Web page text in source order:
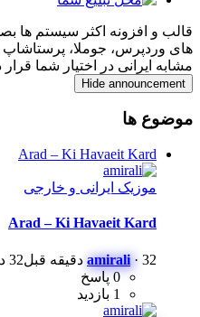
قالب و افزونه اکثر سیستم ها
های وردپرس، جوملا،
مشابه ایرانی در اختیار شما
Hide announcement
موضوع ها
Arad – Ki Havaeit Kard
موزیک ایرانی و خارجی
Arad – Ki Havaeit Kard
amirali · 32 دقیقه قبل
32 دقیقه
0 پاسخ
1 بازدید